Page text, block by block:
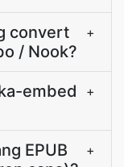
convert
/ Nook?
+
embed
+
EPUB
+